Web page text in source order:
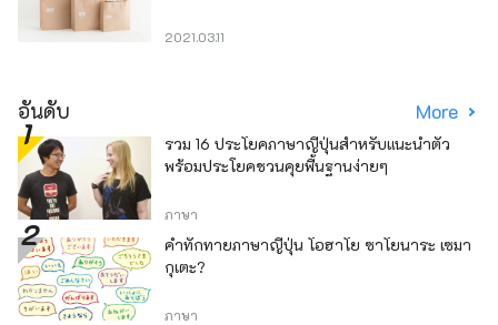
2021.03.11
อันดับ More
รวม 16 ประโยคภาษาญี่ปุ่นสำหรับแนะนำตัว
พร้อมประโยคชวนคุยพื้นฐานง่ายๆ
ภาษา
คำทักทายภาษาญี่ปุ่น โอฮาโย ซาโยนาระ เซมา
กุเตะ?
ภาษา